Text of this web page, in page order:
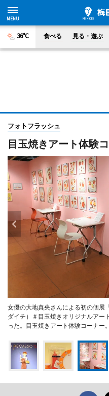
36°C 食べる 見る・遊ぶ
フォトフラッシュ
目玉焼きアート体験
女優の大地真央さんによる初の個展
ダイチ）＃目玉焼きオリジナルアー
った。目玉焼きアート体験コーナー。